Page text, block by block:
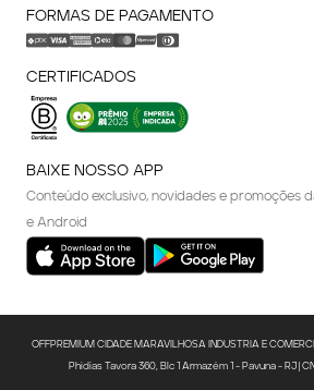
FORMAS DE PAGAMENTO
CERTIFICADOS
BAIXE NOSSO APP
Conteúdo exclusivo, novidades e promoções
e Android
OFFPREMIUM CIDADE MARAVILHOSA INDUSTRIA E
Phidias Tavora 360, Blc 1 Armazém 1 - Pavuna - RJ |